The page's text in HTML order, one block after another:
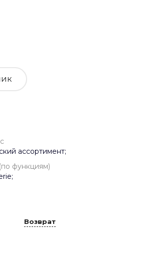
ассортимент;
функциям)
Возврат